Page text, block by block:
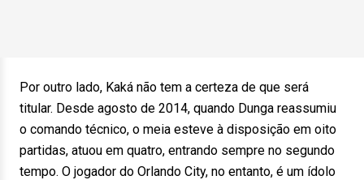
Por outro lado, Kaká não tem a certeza de que será
titular. Desde agosto de 2014, quando Dunga reassumiu
o comando técnico, o meia esteve à disposição em oito
partidas, atuou em quatro, entrando sempre no segundo
tempo. O jogador do Orlando City, no entanto, é um ídolo